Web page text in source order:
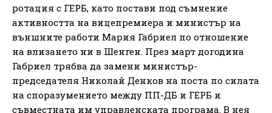
ротация с ГЕРБ, като постави под съмнение
активността на вицепремиера и министър на
външните работи Мария Габриел по отношение
на влизането ни в Шенген. През март догодина
Габриел трябва да замени министър-
председателя Николай Денков на поста по силата
на споразумението между ПП-ДБ и ГЕРБ и
съвместната им управленската програма. В нея